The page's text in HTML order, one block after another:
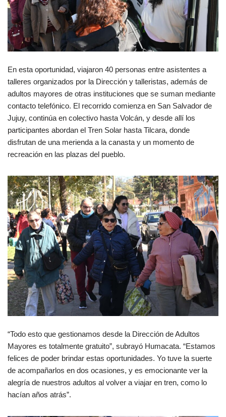
En esta oportunidad, viajaron 40 personas entre asistentes a
talleres organizados por la Dirección y talleristas, además de
adultos mayores de otras instituciones que se suman mediante
contacto telefónico. El recorrido comienza en San Salvador de
Jujuy, continúa en colectivo hasta Volcán, y desde allí los
participantes abordan el Tren Solar hasta Tilcara, donde
disfrutan de una merienda a la canasta y un momento de
recreación en las plazas del pueblo.
“Todo esto que gestionamos desde la Dirección de Adultos
Mayores es totalmente gratuito”, subrayó Humacata. “Estamos
felices de poder brindar estas oportunidades. Yo tuve la suerte
de acompañarlos en dos ocasiones, y es emocionante ver la
alegría de nuestros adultos al volver a viajar en tren, como lo
hacían años atrás”.